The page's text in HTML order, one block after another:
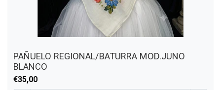
PAÑUELO REGIONAL/BATURRA MOD.JUNO
BLANCO
€35,00